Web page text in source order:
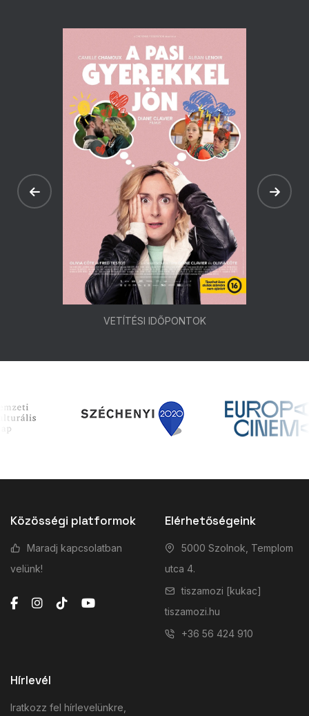
VETÍTÉSI IDŐPONTOK
Közösségi platformok
Maradj kapcsolatban
velünk!
Elérhetőségeink
5000 Szolnok, Templom
utca 4.
tiszamozi [kukac]
tiszamozi.hu
+36 56 424 910
Hírlevél
Iratkozz fel hírlevelünkre,